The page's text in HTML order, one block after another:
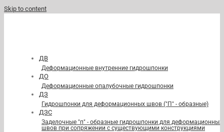
Skip to content
ДВ
Деформационные внутренние гидрошпонки
ДО
Деформационные опалубочные гидрошпонки
ДЗ
Гидрошпонки для деформационных швов ("П" - образные)
ДЗС
Заделочные "п" - образные гидрошпонки для деформационных
швов при сопряжении с существующими конструкциями